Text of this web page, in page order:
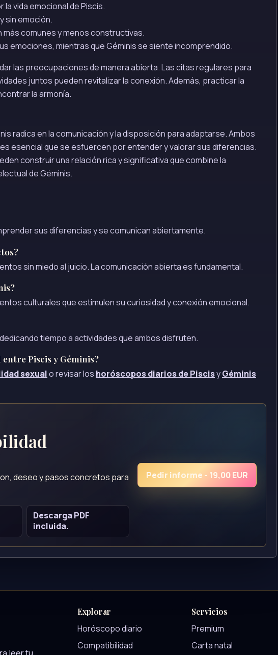
vida emocional de Piscis.
sin emoción.
comunes y menos constructivas.
emociones, mientras que Géminis se siente incomprendido.
las preocupaciones de manera abierta. Las citas regulares para
juntos pueden revitalizar la conexión. Además, practicar la
la armonía.
radica en la comunicación y la disposición para adaptarse. Ambos
esencial que se esfuercen por entender y valorar sus diferencias.
construir una relación rica y significativa que combine la
de Géminis.
sus diferencias y se comunican abiertamente.
sin miedo al juicio. La comunicación abierta es fundamental.
culturales que estimulen su curiosidad y conexión emocional.
tiempo a actividades que ambos disfruten.
Piscis y Géminis?
sexualo revisar los horóscopos diarios de PiscisyGéminis
deseo y pasos concretos para
Descarga PDF
incluida.
Pedir informe - 19,00 EUR
leer tu
Explorar
Horóscopo diario
Compatibilidad
Servicios
Premium
Carta natal